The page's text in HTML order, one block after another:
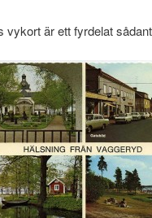
vykort är ett fyrdelat